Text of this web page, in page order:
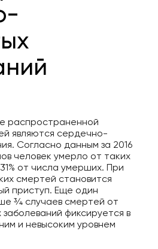
распространенной
являются сердечно-
Согласно данным за 2016
человек умерло от таких
от числа умерших. При
смертей становится
приступ. Еще один
¾ случаев смертей от
фиксируется в
и невысоким уровнем